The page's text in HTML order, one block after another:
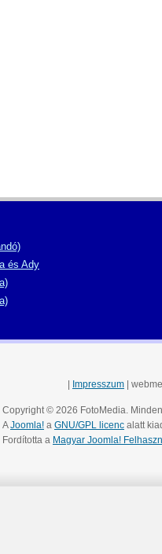
és Ady
Impresszum |
Copyright © 2026 FotoMedia.
AJoomla! a GNU/GPL licenc alatt
Fordította a Magyar Joomla!